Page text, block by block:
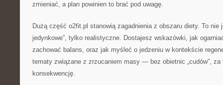
zmieniać, a plan powinien to brać pod uwagę.
Dużą część o2fit.pl stanowią zagadnienia z obszaru diety. To nie
jedynkowe”, tylko realistyczne. Dostajesz wskazówki, jak
zachować balans, oraz jak myśleć o jedzeniu w kontekście
tematy związane z zrzucaniem masy — bez obietnic „cudów”,
konsekwencję.